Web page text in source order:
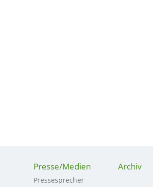
Presse/Medien
Pressesprecher
Archiv